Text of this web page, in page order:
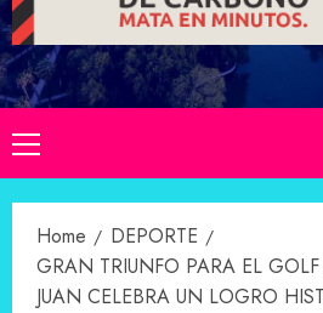
Primary
Menu
Home
DEPORTE
GRAN TRIUNFO PARA EL
JUAN CELEBRA UN LOGRO